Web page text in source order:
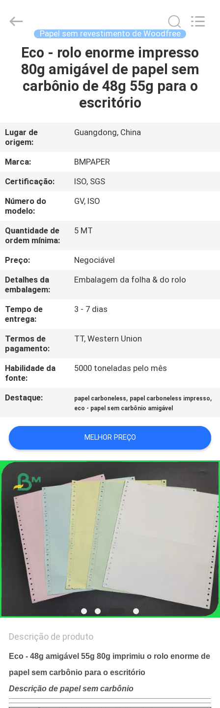
PARA
CASA
SOBRE
NÓS
VISITA
À
FÁBRICA
CONTROLE
DE
QUALIDADE
CONTACTE-
NOS
NOTÍCIAS
DO
SITE
POLÍTICA
DE
PRIVACIDADE
BMPAPER
CO.,LTD.
Papel sem revestimento de Woodfree
Eco - rolo enorme impresso
80g amigável de papel sem
carbônio de 48g 55g para o
escritório
Lugar de
origem:
Guangdong, China
Marca:
BMPAPER
Certificação:
ISO, SGS
Número do
modelo:
GV, ISO
Quantidade de
ordem mínima:
5 MT
Preço:
Negociável
Detalhes da
embalagem:
Embalagem da folha & do rolo
Tempo de
entrega:
3 - 7 dias
Termos de
pagamento:
TT, Western Union
Habilidade da
fonte:
5000 toneladas pelo mês
Destaque: papel carboneless, papel carboneless impresso,
eco - papel sem carbônio amigável
MELHOR PREÇO
Descrição de produto
Eco - 48g amigável 55g 80g imprimiu o rolo enorme de
papel sem carbônio para o escritório
Descrição de papel sem carbônio